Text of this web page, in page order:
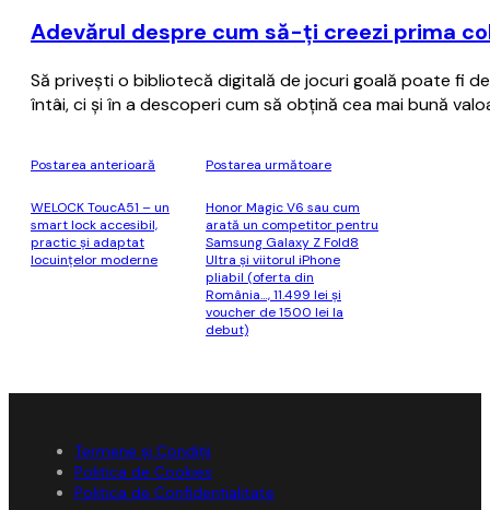
Adevărul despre cum să-ți creezi prima
Să privești o bibliotecă digitală de jocuri goală poate fi
întâi, ci și în a descoperi cum să obțină cea mai bună
Postarea anterioară
WELOCK ToucA51 – un
smart lock accesibil,
practic și adaptat
locuințelor moderne
Postarea următoare
Honor Magic V6 sau cum
arată un competitor pentru
Samsung Galaxy Z Fold8
Ultra și viitorul iPhone
pliabil (oferta din
România…, 11.499 lei și
voucher de 1500 lei la
debut)
Termene și Condiții
Politica de Cookies
Politica de Confidențialitate